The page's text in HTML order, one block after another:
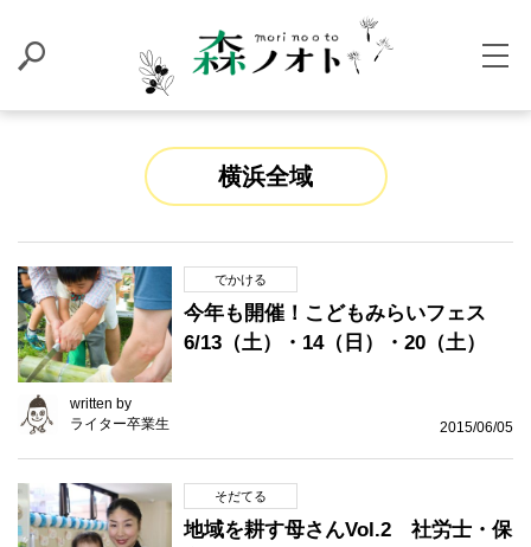
横浜全域
でかける
今年も開催！こどもみらいフェス
6/13（土）・14（日）・20（土）
written by
ライター卒業生
2015/06/05
そだてる
地域を耕す母さんVol.2 社労士・保